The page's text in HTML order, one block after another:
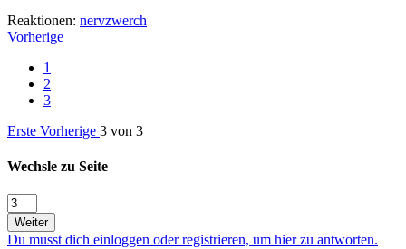
Reaktionen: nervzwerch
Vorherige
1
2
3
Erste Vorherige 3 von 3
Wechsle zu Seite
Weiter
Du musst dich einloggen oder registrieren, um hier zu antworten.